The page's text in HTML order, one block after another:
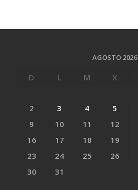
AGOSTO 2026
D L M X
2
3 4 5
9
10 11 12
16
17 18 19
23
24 25 26
30
31